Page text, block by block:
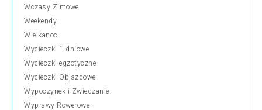
Wczasy Zimowe
Weekendy
Wielkanoc
Wycieczki 1-dniowe
Wycieczki egzotyczne
Wycieczki Objazdowe
Wypoczynek i Zwiedzanie
Wyprawy Rowerowe